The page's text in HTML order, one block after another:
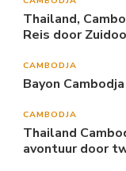
Thailand,
Reis door
CAMBODJA
Bayon Cambodja
CAMBODJA
Thailand
avontuur door